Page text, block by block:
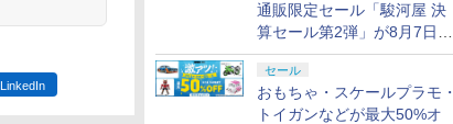
通販限定セール「駿河屋 決
算セール第2弾」が8月7日12
時より開催
セール
おもちゃ・スケールプラモ・
トイガンなどが最大50%オ
LinkedIn